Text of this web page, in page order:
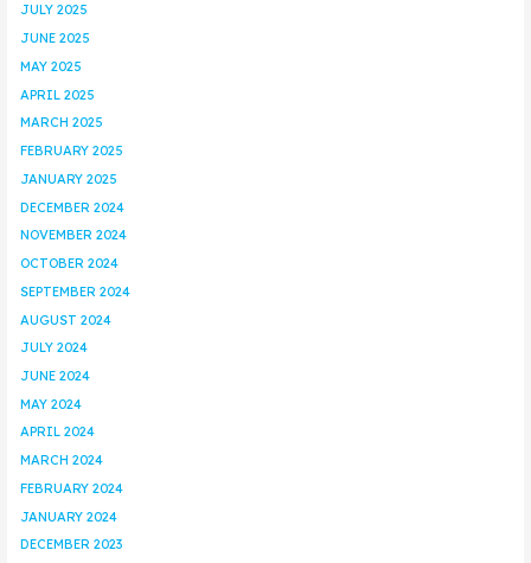
JULY 2025
JUNE 2025
MAY 2025
APRIL 2025
MARCH 2025
FEBRUARY 2025
JANUARY 2025
DECEMBER 2024
NOVEMBER 2024
OCTOBER 2024
SEPTEMBER 2024
AUGUST 2024
JULY 2024
JUNE 2024
MAY 2024
APRIL 2024
MARCH 2024
FEBRUARY 2024
JANUARY 2024
DECEMBER 2023